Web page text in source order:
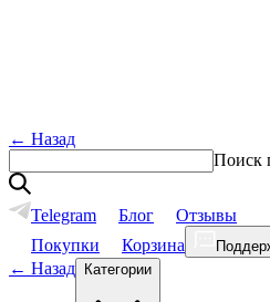
← Назад
Поиск
Telegram Блог
Отзывы
Покупки
Корзина
← Назад Категории